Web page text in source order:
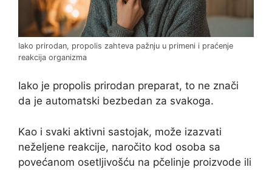
Iako prirodan, propolis zahteva pažnju u primeni i praćenje
reakcija organizma
Iako je propolis prirodan preparat, to ne znači
da je automatski bezbedan za svakoga.
Kao i svaki aktivni sastojak, može izazvati
neželjene reakcije, naročito kod osoba sa
povećanom osetljivošću na pčelinje proizvode ili